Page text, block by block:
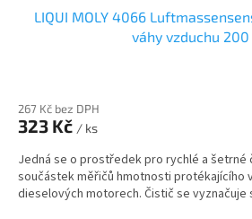
LIQUI MOLY 4066
váhy vzduchu
267 Kč bez DPH
323 Kč / ks
Jedná se o prostředek pro rychlé a šetrné
součástek měřičů hmotnosti protékajícího
dieselových motorech. Čistič se vyznačuje